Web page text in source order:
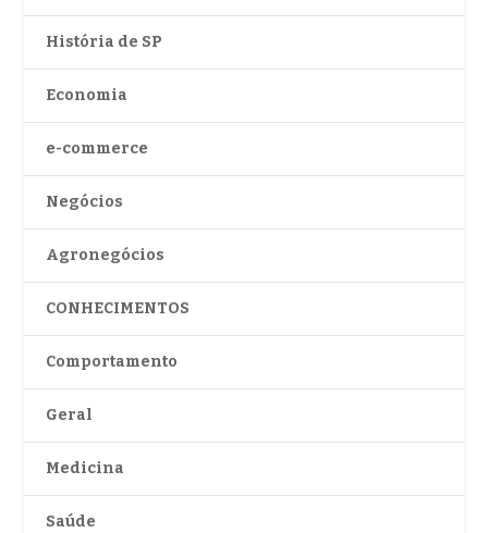
História de SP
Economia
e-commerce
Negócios
Agronegócios
CONHECIMENTOS
Comportamento
Geral
Medicina
Saúde